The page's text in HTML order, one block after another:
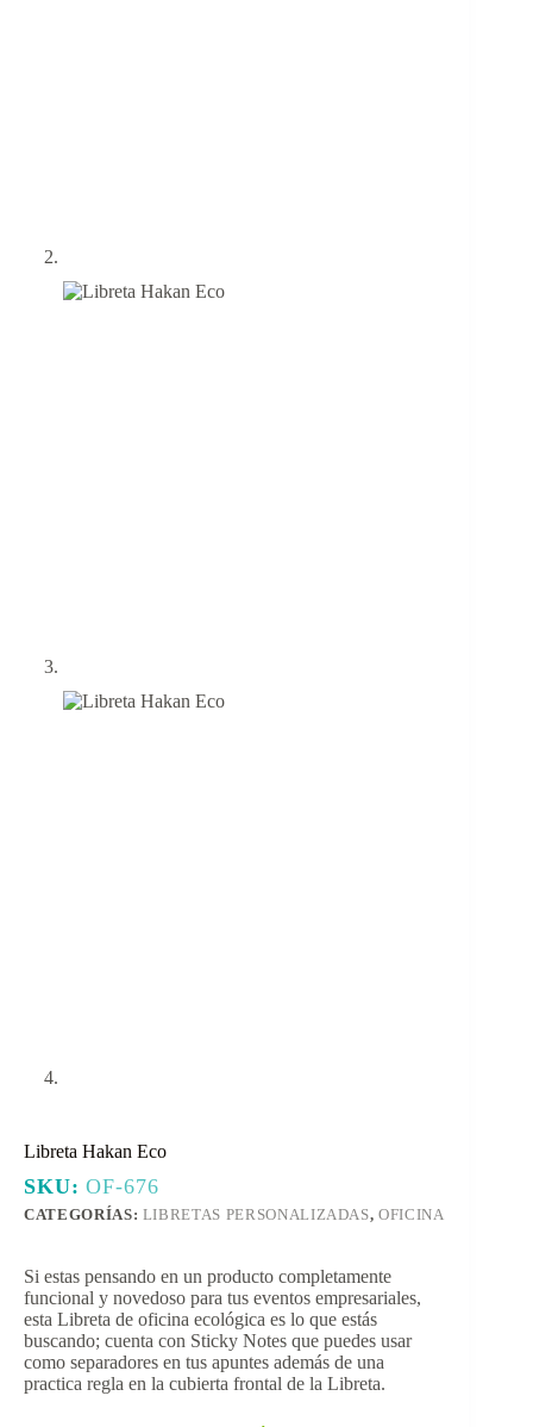
Libreta Hakan Eco
SKU:OF-676
CATEGORÍAS: LIBRETAS PERSONALIZADAS,OFICINA
Si estas pensando en un producto completamente
funcional y novedoso para tus eventos empresariales,
esta Libreta de oficina ecológica es lo que estás
buscando; cuenta con Sticky Notes que puedes usar
como separadores en tus apuntes además de una
practica regla en la cubierta frontal de la Libreta.